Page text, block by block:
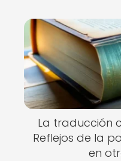
La traducción
Reflejos de la
en